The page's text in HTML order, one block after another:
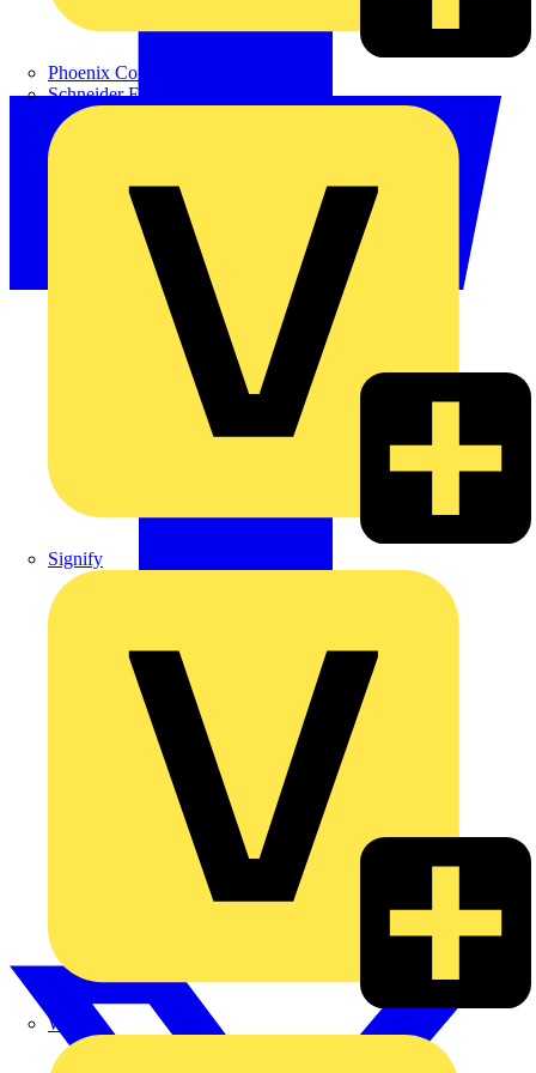
Phoenix Contact
Schneider Electric
Signify
Wago